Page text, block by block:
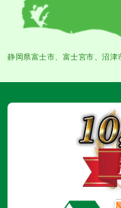
静岡県富士市、富士宮市、沼